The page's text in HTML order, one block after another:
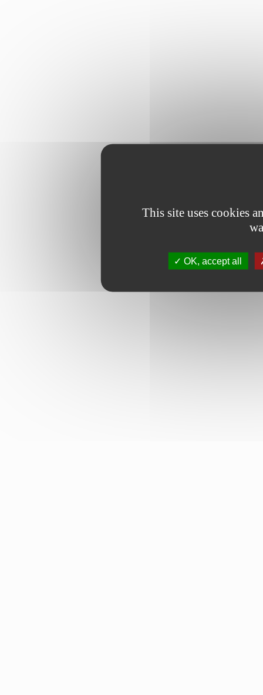
This site uses cookies
OK, accept all